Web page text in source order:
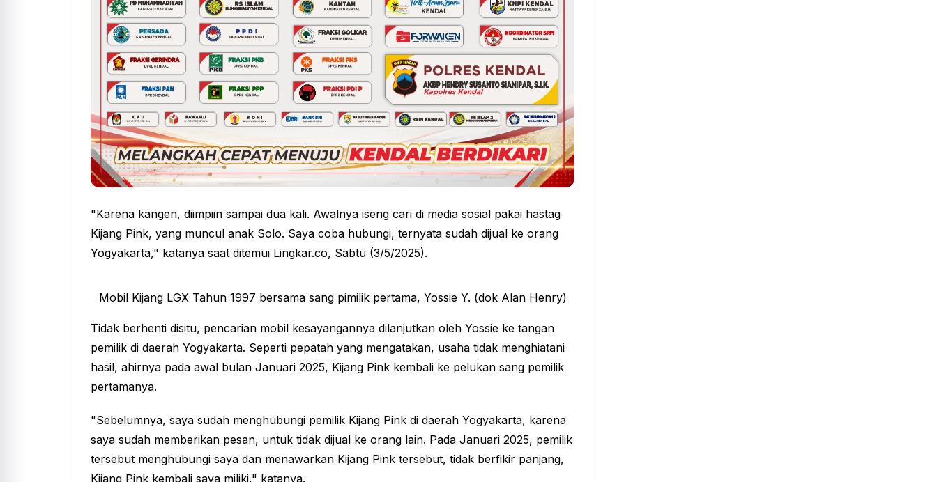
"Karena kangen, diimpiin sampai dua kali. Awalnya iseng cari di media sosial pakai hastag
Kijang Pink, yang muncul anak Solo. Saya coba hubungi, ternyata sudah dijual ke orang
Yogyakarta," katanya saat ditemui Lingkar.co, Sabtu (3/5/2025).
Mobil Kijang LGX Tahun 1997 bersama sang pimilik pertama, Yossie Y. (dok Alan Henry)
Tidak berhenti disitu, pencarian mobil kesayangannya dilanjutkan oleh Yossie ke tangan
pemilik di daerah Yogyakarta. Seperti pepatah yang mengatakan, usaha tidak menghiatani
hasil, ahirnya pada awal bulan Januari 2025, Kijang Pink kembali ke pelukan sang pemilik
pertamanya.
"Sebelumnya, saya sudah menghubungi pemilik Kijang Pink di daerah Yogyakarta, karena
saya sudah memberikan pesan, untuk tidak dijual ke orang lain. Pada Januari 2025, pemilik
tersebut menghubungi saya dan menawarkan Kijang Pink tersebut, tidak berfikir panjang,
Kijang Pink kembali saya miliki," katanya.